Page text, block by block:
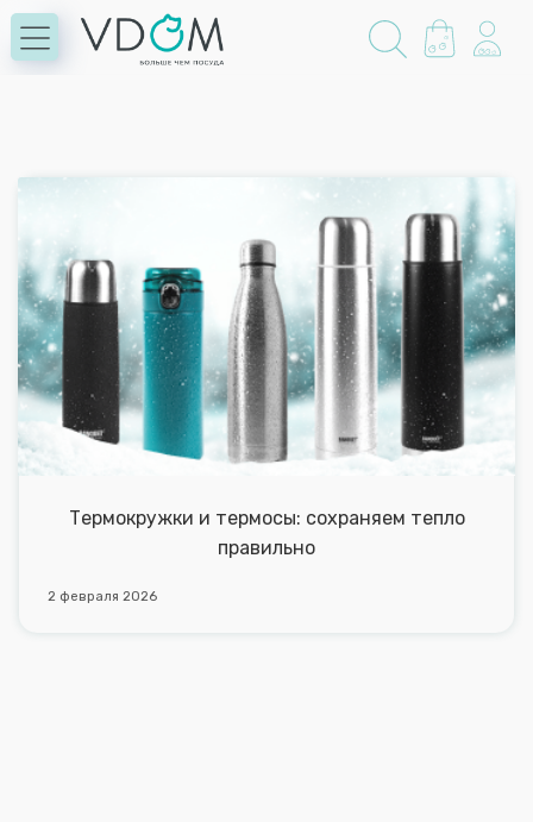
2 февраля 2026
Термокружки и термосы: сохраняем тепло
правильно